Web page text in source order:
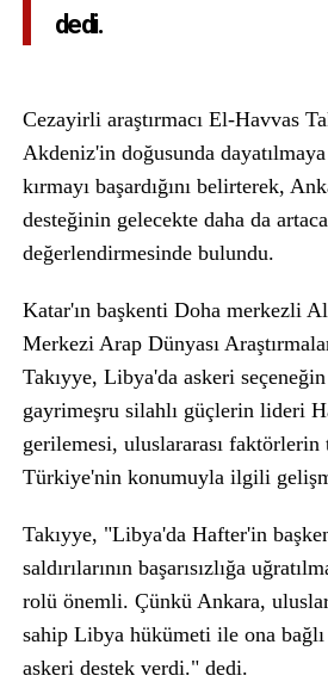
dedi.
Cezayirli araştırmacı El-Havvas
Akdeniz'in doğusunda
kırmayı başardığını belirterek,
desteğinin gelecekte daha da
değerlendirmesinde bulundu.
Katar'ın başkenti Doha merkezli Al
Merkezi Arap Dünyası
Takıyye, Libya'da askeri seçeneğin
gayrimeşru silahlı güçlerin lideri
gerilemesi, uluslararası faktörlerin
Türkiye'nin konumuyla ilgili
Takıyye, "Libya'da Hafter'in
saldırılarının başarısızlığa
rolü önemli. Çünkü Ankara,
sahip Libya hükümeti ile ona
askeri destek verdi." dedi.